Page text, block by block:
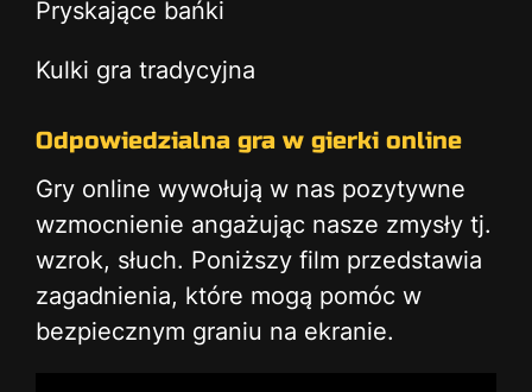
Pryskające bańki
Kulki gra tradycyjna
Odpowiedzialna gra w gierki online
Gry online wywołują w nas pozytywne
wzmocnienie angażując nasze zmysły tj.
wzrok, słuch. Poniższy film przedstawia
zagadnienia, które mogą pomóc w
bezpiecznym graniu na ekranie.